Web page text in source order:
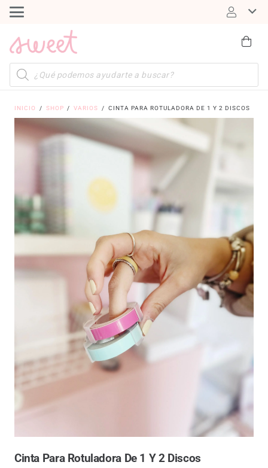
Búsqueda
de
productos
INICIO / SHOP / VARIOS / CINTA PARA ROTULADORA DE 1 Y 2 DISCOS
Cinta Para Rotuladora De 1 Y 2 Discos